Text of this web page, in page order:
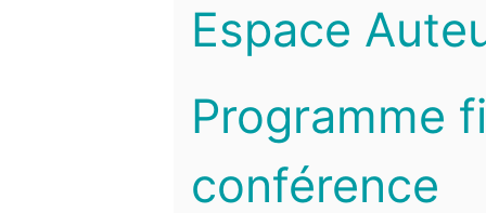
Espace
Programme
conférence